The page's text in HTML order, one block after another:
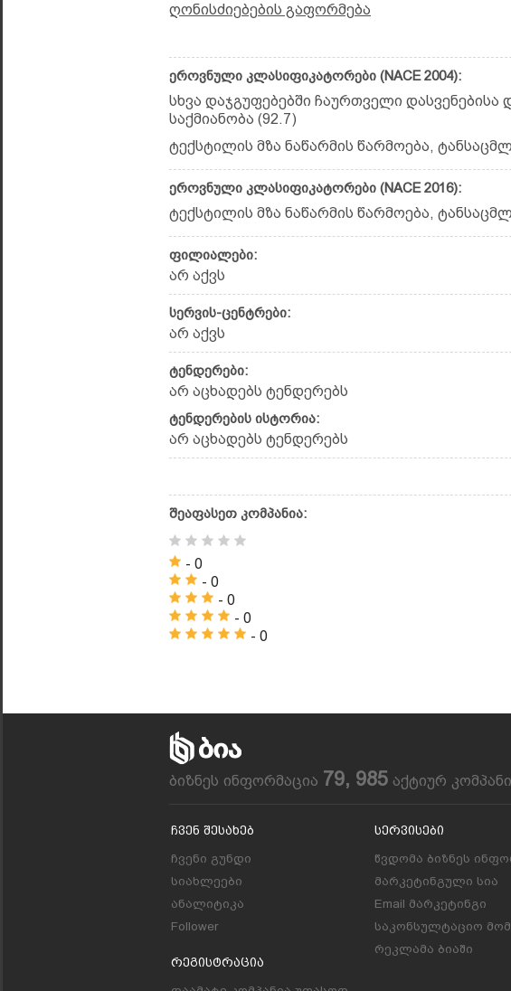
ღონისძიებების გაფორმება
ეროვნული კლასიფიკატორები (NACE 2004):
სხვა დაჯგუფებებში ჩაურთველი დასვენებისა
საქმიანობა (92.7)
ტექსტილის მზა ნაწარმის წარმოება,
ეროვნული კლასიფიკატორები (NACE 2016):
ტექსტილის მზა ნაწარმის წარმოება,
ფილიალები:
არ აქვს
სერვის-ცენტრები:
არ აქვს
ტენდერები:
არ აცხადებს ტენდერებს
ტენდერების ისტორია:
არ აცხადებს ტენდერებს
შეაფასეთ კომპანია:
- 0
- 0
- 0
- 0
- 0
ბიზნეს ინფორმაცია 79, 985 აქტიურ
Ჩვენ Შესახებ
ჩვენი გუნდი
სიახლეები
ანალიტიკა
Follower
Რეგისტრაცია
Სერვისები
წვდომა ბიზნეს
მარკეტინგული სია
Email მარკეტინგი
საკონსულტაციო
რეკლამა ბიაში